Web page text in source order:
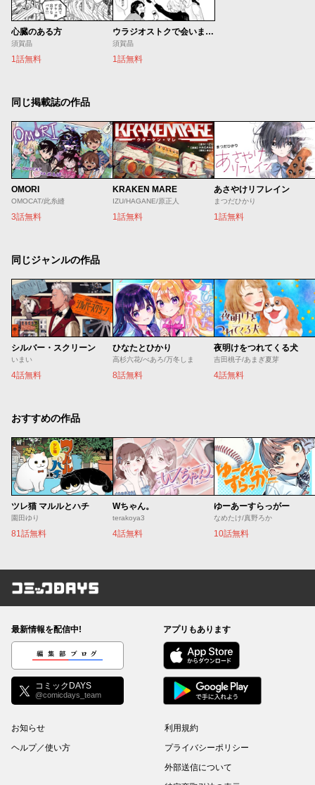
心臓のある方
須賀晶
1話無料
ウラジオストクで会いましょう
須賀晶
1話無料
同じ掲載誌の作品
OMORI
OMOCAT/此糸縫
3話無料
KRAKEN MARE
IZU/HAGANE/原正人
1話無料
あさやけリフレイン
まつだひかり
1話無料
同じジャンルの作品
シルバー・スクリーン
いまい
4話無料
ひなたとひかり
高杉六花/べあろ/万冬しま
8話無料
夜明けをつれてくる犬
吉田桃子/あまぎ夏芽
4話無料
おすすめの作品
ツレ猫 マルルとハチ
園田ゆり
81話無料
Wちゃん。
terakoya3
4話無料
ゆーあーすらっがー
なめたけ/真野ろか
10話無料
コミックDAYS
最新情報を配信中!
編集部ブログ
コミックDAYS
@comicdays_team
アプリもあります
お知らせ
ヘルプ／使い方
利用規約
プライバシーポリシー
外部送信について